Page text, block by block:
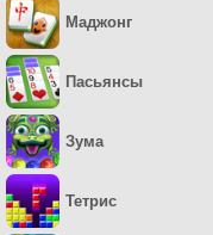
Маджонг
Пасьянсы
Зума
Тетрис